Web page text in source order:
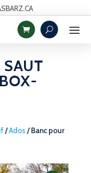
SAUT
/Ados / Banc pour